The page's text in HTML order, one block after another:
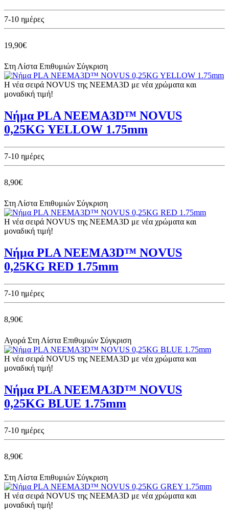
7-10 ημέρες
19,90€
Στη Λίστα Επιθυμιών Σύγκριση
Η νέα σειρά NOVUS της NEEMA3D με νέα χρώματα και
μοναδική τιμή!
Νήμα PLA NEEMA3D™ NOVUS
0,25KG YELLOW 1.75mm
7-10 ημέρες
8,90€
Στη Λίστα Επιθυμιών Σύγκριση
Η νέα σειρά NOVUS της NEEMA3D με νέα χρώματα και
μοναδική τιμή!
Νήμα PLA NEEMA3D™ NOVUS
0,25KG RED 1.75mm
7-10 ημέρες
8,90€
Αγορά Στη Λίστα Επιθυμιών Σύγκριση
Η νέα σειρά NOVUS της NEEMA3D με νέα χρώματα και
μοναδική τιμή!
Νήμα PLA NEEMA3D™ NOVUS
0,25KG BLUE 1.75mm
7-10 ημέρες
8,90€
Στη Λίστα Επιθυμιών Σύγκριση
Η νέα σειρά NOVUS της NEEMA3D με νέα χρώματα και
μοναδική τιμή!